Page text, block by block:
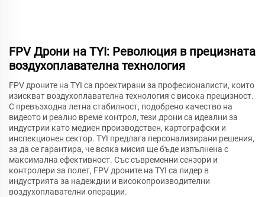
FPV Дрони на TYI: Революция в прецизната
воздухоплавателна технология
FPV дроните на TYI са проектирани за професионалисти, които
изискват воздухоплавателна технология с висока прецизност.
С превъзходна летна стабилност, подобрено качество на
видеото и реално време контрол, тези дрони са идеални за
индустрии като медиен производствен, картографски и
инспекционен сектор. TYI предлага персонализирани решения,
за да се гарантира, че всяка мисия ще бъде изпълнена с
максимална ефективност. Със съвременни сензори и
контролери за полет, FPV дроните на TYI са лидер в
индустрията за надеждни и високопроизводителни
воздухоплавателни операции.